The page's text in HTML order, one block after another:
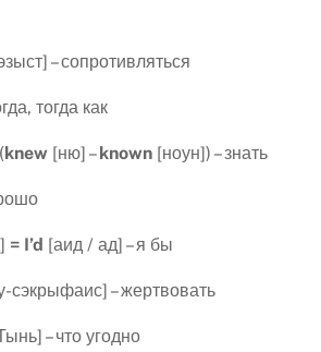
– сопротивляться
тогда как
knew [ню] –known [ноун]) – знать
= I’d [аид / ад] – я бы
сэкрыфаис] – жертвовать
– что угодно